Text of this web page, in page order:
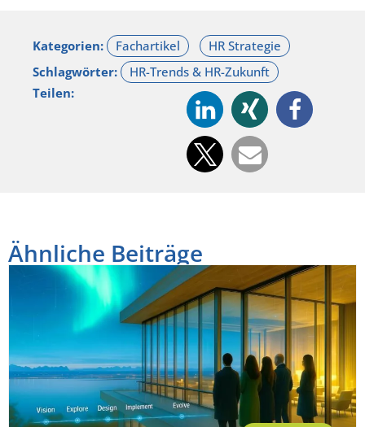
Kategorien:
Schlagwörter:
Teilen:
Ähnliche Beiträge